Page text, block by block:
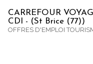
CARREFOUR
CDI - (St Brice (77))
OFFRES D'EMPLOI